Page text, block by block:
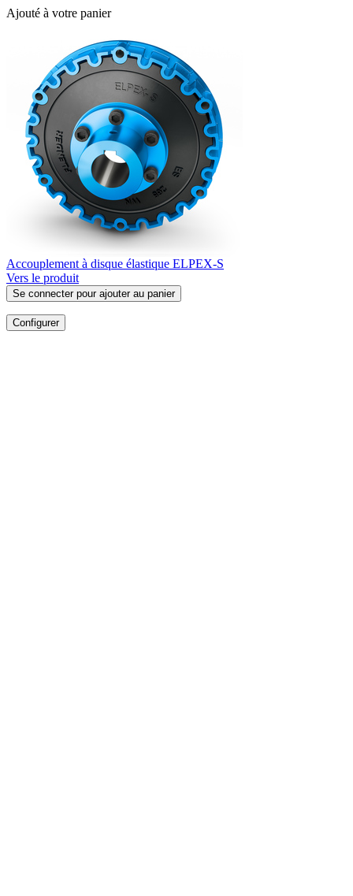
Ajouté à votre panier
Accouplement à disque élastique ELPEX-S
Vers le produit
Se connecter pour ajouter au panier
Configurer